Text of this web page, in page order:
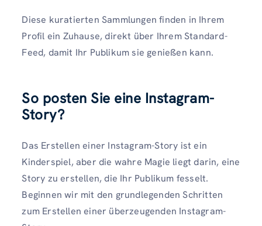
Diese kuratierten Sammlungen finden in Ihrem
Profil ein Zuhause, direkt über Ihrem Standard-
Feed, damit Ihr Publikum sie genießen kann.
So posten Sie eine Instagram-
Story?
Das Erstellen einer Instagram-Story ist ein
Kinderspiel, aber die wahre Magie liegt darin, eine
Story zu erstellen, die Ihr Publikum fesselt.
Beginnen wir mit den grundlegenden Schritten
zum Erstellen einer überzeugenden Instagram-